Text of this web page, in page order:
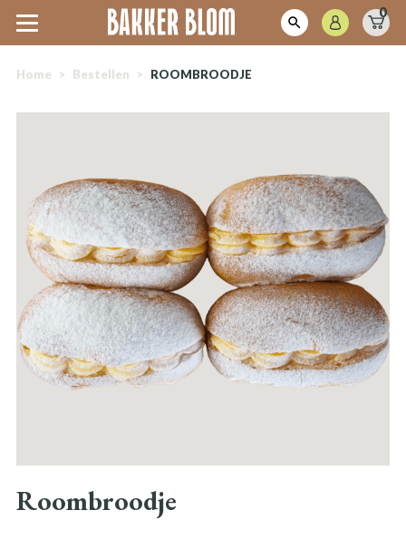
0
Home > Bestellen > ROOMBROODJE
Roombroodje